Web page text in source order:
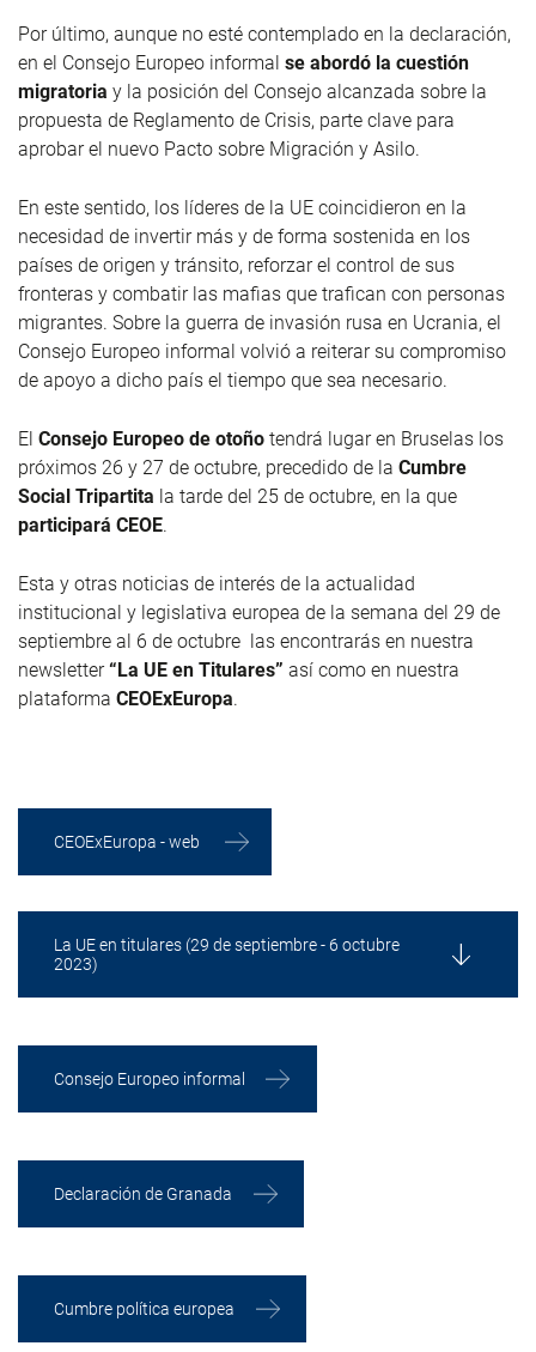
Por último, aunque no esté contemplado en la declaración,
en el Consejo Europeo informal se abordó la cuestión
migratoria y la posición del Consejo alcanzada sobre la
propuesta de Reglamento de Crisis, parte clave para
aprobar el nuevo Pacto sobre Migración y Asilo.
En este sentido, los líderes de la UE coincidieron en la
necesidad de invertir más y de forma sostenida en los
países de origen y tránsito, reforzar el control de sus
fronteras y combatir las mafias que trafican con personas
migrantes. Sobre la guerra de invasión rusa en Ucrania, el
Consejo Europeo informal volvió a reiterar su compromiso
de apoyo a dicho país el tiempo que sea necesario.
El Consejo Europeo de otoño tendrá lugar en Bruselas los
próximos 26 y 27 de octubre, precedido de la Cumbre
Social Tripartita la tarde del 25 de octubre, en la que
participará CEOE.
Esta y otras noticias de interés de la actualidad
institucional y legislativa europea de la semana del 29 de
septiembre al 6 de octubre las encontrarás en nuestra
newsletter“La UE en Titulares” así como en nuestra
plataforma CEOExEuropa.
CEOExEuropa - web
La UE en titulares (29 de septiembre - 6 octubre
2023)
Consejo Europeo informal
Declaración de Granada
Cumbre política europea